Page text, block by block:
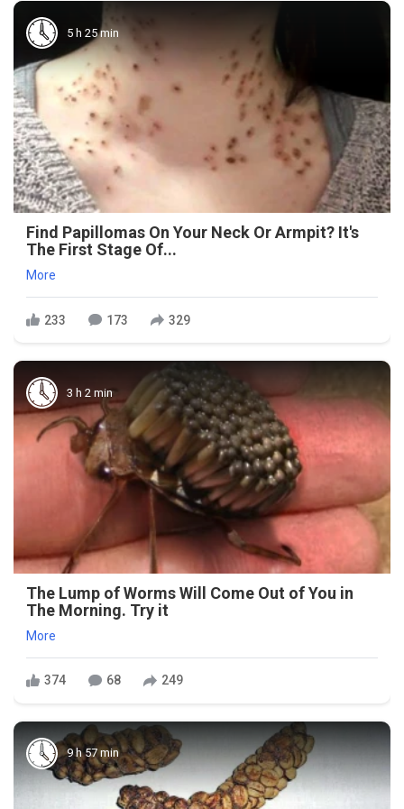
5 h 25 min
Find Papillomas On Your Neck Or Armpit? It's
The First Stage Of...
More
233 173 329
3 h 2 min
The Lump of Worms Will Come Out of You in
The Morning. Try it
More
374 68 249
9 h 57 min